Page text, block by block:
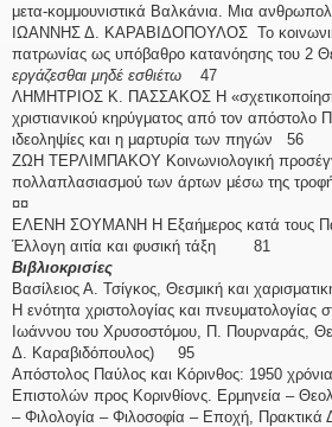
μετα-κομμουνιστικά Βαλκάνια. Μια
ΙΩΑΝΝΗΣ Δ. ΚΑΡΑΒΙΔΟΠΟΥΛΟΣ Το
πατρωνίας ως υπόβαθρο κατανόησης του 2
εργάζεσθαι μηδέ εσθιέτω 47
ΛΗΜΗΤΡΙΟΣ Κ. ΠΑΣΣΑΚΟΣ Η
χριστιανικού κηρύγματος από τον απόστολο
ιδεοληψίες και η μαρτυρία των πηγών 56
ΖΩΗ ΤΕΡΛΙΜΠΑΚΟΥ Κοινωνιολογική
πολλαπλασιασμού των άρτων μέσω της
¤¤
ΕΛΕΝΗ ΣΟΥΜΑΝΗ Η Εξαήμερος κατά τους
Έλλογη αιτία και φυσική τάξη 81
Βιβλιοκρισίες
Βασίλειος Α. Τσίγκος, Θεσμική και
Η ενότητα χριστολογίας και πνευματολογίας
Ιωάννου του Χρυσοστόμου, Π. Πουρναράς,
Δ. Καραβιδόπουλος) 95
Απόστολος Παύλος και Κόρινθος: 1950
Επι­στολών προς Κορινθίονς. Ερμηνεία –
– Φι­λολογία – Φιλοσοφία – Εποχή, Πρακτικά